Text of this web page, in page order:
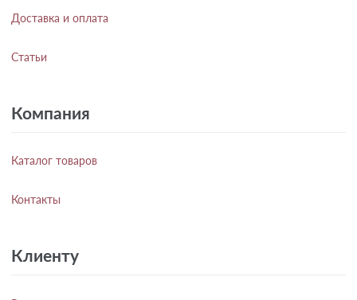
Доставка и оплата
Статьи
Компания
Каталог товаров
Контакты
Клиенту